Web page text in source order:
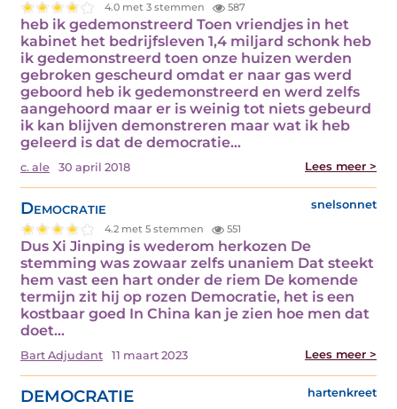
4.0 met 3 stemmen 587
heb ik gedemonstreerd Toen vriendjes in het
kabinet het bedrijfsleven 1,4 miljard schonk heb
ik gedemonstreerd toen onze huizen werden
gebroken gescheurd omdat er naar gas werd
geboord heb ik gedemonstreerd en werd zelfs
aangehoord maar er is weinig tot niets gebeurd
ik kan blijven demonstreren maar wat ik heb
geleerd is dat de democratie…
c. ale 30 april 2018 Lees meer >
Democratie snelsonnet
4.2 met 5 stemmen 551
Dus Xi Jinping is wederom herkozen De
stemming was zowaar zelfs unaniem Dat steekt
hem vast een hart onder de riem De komende
termijn zit hij op rozen Democratie, het is een
kostbaar goed In China kan je zien hoe men dat
doet…
Bart Adjudant 11 maart 2023 Lees meer >
DEMOCRATIE hartenkreet